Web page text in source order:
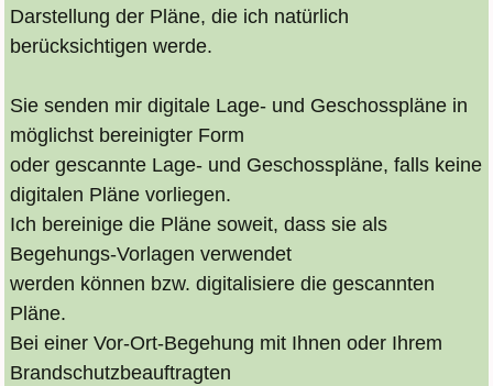
Darstellung der Pläne, die ich natürlich
berücksichtigen werde.
Sie senden mir digitale Lage- und Geschosspläne in
möglichst bereinigter Form
oder gescannte Lage- und Geschosspläne, falls keine
digitalen Pläne vorliegen.
Ich bereinige die Pläne soweit, dass sie als
Begehungs-Vorlagen verwendet
werden können bzw. digitalisiere die gescannten
Pläne.
Bei einer Vor-Ort-Begehung mit Ihnen oder Ihrem
Brandschutzbeauftragten